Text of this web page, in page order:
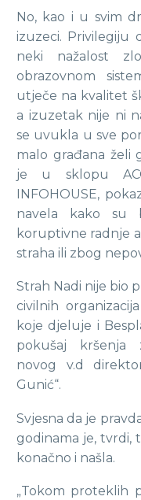
No, kao i u svim
izuzeci. Privilegiju
neki nažalost
obrazovnom
utječe na kvalitet
a izuzetak nije ni
se uvukla u sve
malo građana želi
je u sklopu
INFOHOUSE,
navela kako su
koruptivne radnje
straha ili zbog
Strah Nadi nije bio
civilnih
koje djeluje i
pokušaj kršenja
novog v.d
Gunić“.
Svjesna da je
godinama je, tvrdi,
konačno i našla.
„Tokom proteklih